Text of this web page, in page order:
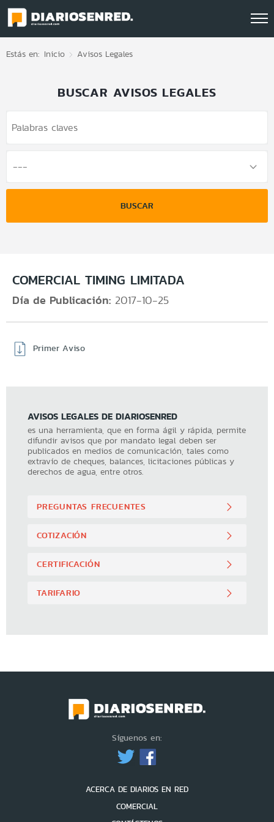
Click acá para ir directamente al contenido
Estás en: Inicio Avisos Legales
BUSCAR AVISOS LEGALES
BUSCAR
COMERCIAL TIMING LIMITADA
Día de Publicación: 2017-10-25
Primer Aviso
AVISOS LEGALES DE DIARIOSENRED
es una herramienta, que en forma ágil y rápida, permite
difundir avisos que por mandato legal deben ser
publicados en medios de comunicación, tales como
extravío de cheques, balances, licitaciones públicas y
derechos de agua, entre otros.
PREGUNTAS FRECUENTES
COTIZACIÓN
CERTIFICACIÓN
TARIFARIO
Síguenos en:
ACERCA DE DIARIOS EN RED
COMERCIAL